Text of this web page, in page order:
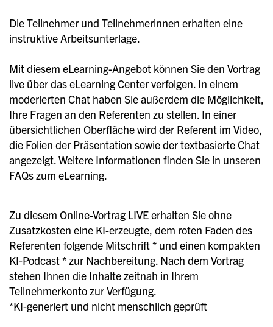
Die Teilnehmer und Teilnehmerinnen erhalten eine
instruktive Arbeitsunterlage.
Mit diesem eLearning-Angebot können Sie den Vortrag
live über das eLearning Center verfolgen. In einem
moderierten Chat haben Sie außerdem die Möglichkeit,
Ihre Fragen an den Referenten zu stellen. In einer
übersichtlichen Oberfläche wird der Referent im Video,
die Folien der Präsentation sowie der textbasierte Chat
angezeigt. Weitere Informationen finden Sie in unseren
FAQs zum eLearning.
Zu diesem Online-Vortrag LIVE erhalten Sie ohne
Zusatzkosten eine KI-erzeugte, dem roten Faden des
Referenten folgende Mitschrift * und einen kompakten
KI-Podcast * zur Nachbereitung. Nach dem Vortrag
stehen Ihnen die Inhalte zeitnah in Ihrem
Teilnehmerkonto zur Verfügung.
*KI-generiert und nicht menschlich geprüft